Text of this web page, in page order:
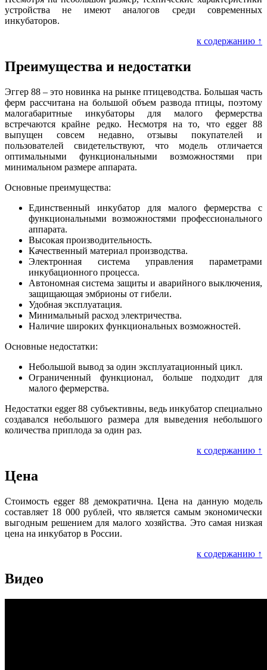
устройства не имеют аналогов среди современных
инкубаторов.
к содержанию ↑
Преимущества и недостатки
Эггер 88 – это новинка на рынке птицеводства. Большая часть
ферм рассчитана на большой объем развода птицы, поэтому
малогабаритные инкубаторы для малого фермерства
встречаются крайне редко. Несмотря на то, что egger 88
выпущен совсем недавно, отзывы покупателей и
пользователей свидетельствуют, что модель отличается
оптимальными функциональными возможностями при
минимальном размере аппарата.
Основные преимущества:
Единственный инкубатор для малого фермерства с
функциональными возможностями профессионального
аппарата.
Высокая производительность.
Качественный материал производства.
Электронная система управления параметрами
инкубационного процесса.
Автономная система защиты и аварийного выключения,
защищающая эмбрионы от гибели.
Удобная эксплуатация.
Минимальный расход электричества.
Наличие широких функциональных возможностей.
Основные недостатки:
Небольшой вывод за один эксплуатационный цикл.
Ограниченный функционал, больше подходит для
малого фермерства.
Недостатки egger 88 субъективны, ведь инкубатор специально
создавался небольшого размера для выведения небольшого
количества приплода за один раз.
к содержанию ↑
Цена
Стоимость egger 88 демократична. Цена на данную модель
составляет 18 000 рублей, что является самым экономически
выгодным решением для малого хозяйства. Это самая низкая
цена на инкубатор в России.
к содержанию ↑
Видео